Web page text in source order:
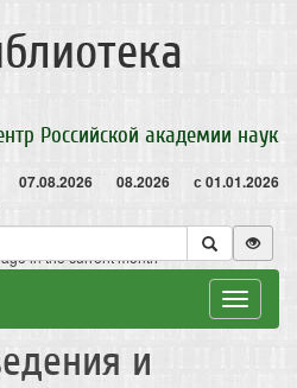
Российской академии наук
07.08.2026 08.2026 с 01.01.2026
in the current month
Toggle
и